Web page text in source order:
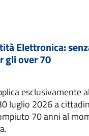
Elettronica:
gli over 70
esclusivamente
luglio 2026 a
70 anni al